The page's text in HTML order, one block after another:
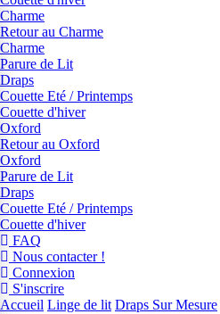
Charme
Retour au Charme
Charme
Parure de Lit
Draps
Couette Eté / Printemps
Couette d'hiver
Oxford
Retour au Oxford
Oxford
Parure de Lit
Draps
Couette Eté / Printemps
Couette d'hiver
FAQ
Nous contacter !
Connexion
S'inscrire
Accueil Linge de lit Draps Sur Mesure